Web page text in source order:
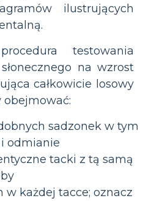
ilustrujących
testowania
na wzrost
całkowicie losowy
obejmować:
sadzonek w tym
odmianie
tacki z tą samą
w każdej tacce; oznacz